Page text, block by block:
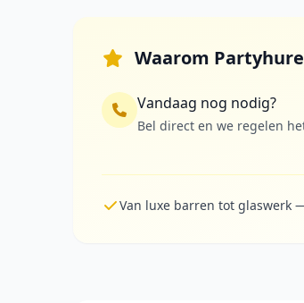
Waarom
Vandaag nog nodig?
Bel direct en we regelen
Van luxe barren tot glaswerk